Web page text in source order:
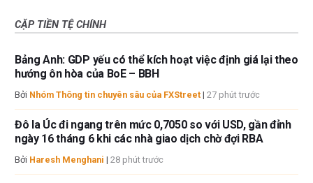
CẶP TIỀN TỆ CHÍNH
Bảng Anh: GDP yếu có thể kích hoạt việc định giá lại theo
hướng ôn hòa của BoE – BBH
Bởi Nhóm Thông tin chuyên sâu của FXStreet | 27 phút trước
Đô la Úc đi ngang trên mức 0,7050 so với USD, gần đỉnh
ngày 16 tháng 6 khi các nhà giao dịch chờ đợi RBA
Bởi Haresh Menghani | 28 phút trước